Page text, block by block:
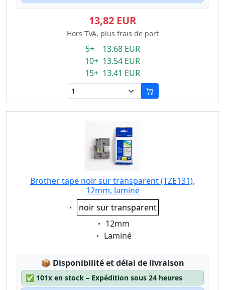
13,82 EUR
Hors TVA, plus frais de port
5+ 13.68 EUR
10+ 13.54 EUR
15+ 13.41 EUR
Brother tape noir sur transparent (TZE131),
12mm, laminé
Eigenschaft:
noir sur transparent
Eigenschaft:
12mm
Eigenschaft:
Laminé
📦 Lagerstatus:
Disponibilité et délai de livraison
✅ 101x en stock – Expédition sous 24 heures